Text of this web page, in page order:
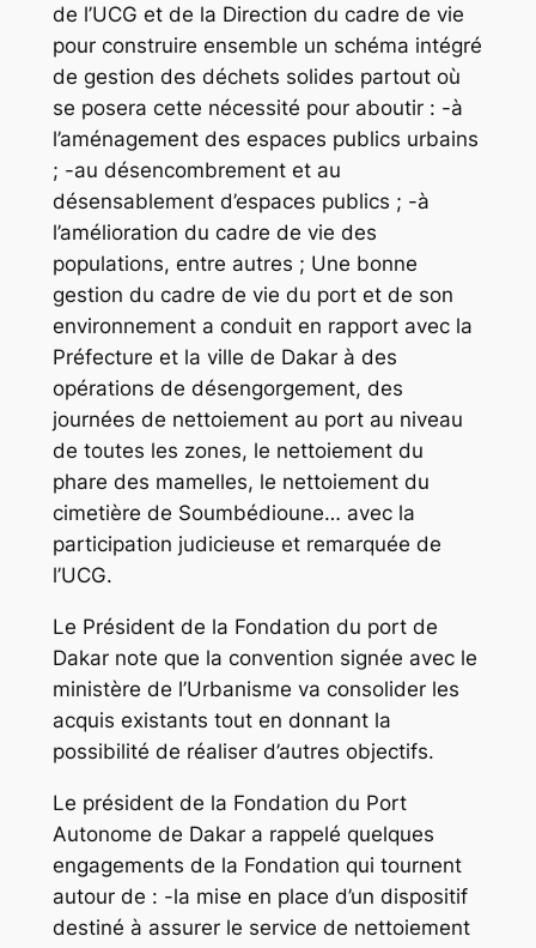
de l’UCG et de la Direction du cadre de vie
pour construire ensemble un schéma intégré
de gestion des déchets solides partout où
se posera cette nécessité pour aboutir : -à
l’aménagement des espaces publics urbains
; -au désencombrement et au
désensablement d’espaces publics ; -à
l’amélioration du cadre de vie des
populations, entre autres ; Une bonne
gestion du cadre de vie du port et de son
environnement a conduit en rapport avec la
Préfecture et la ville de Dakar à des
opérations de désengorgement, des
journées de nettoiement au port au niveau
de toutes les zones, le nettoiement du
phare des mamelles, le nettoiement du
cimetière de Soumbédioune… avec la
participation judicieuse et remarquée de
l’UCG.
Le Président de la Fondation du port de
Dakar note que la convention signée avec le
ministère de l’Urbanisme va consolider les
acquis existants tout en donnant la
possibilité de réaliser d’autres objectifs.
Le président de la Fondation du Port
Autonome de Dakar a rappelé quelques
engagements de la Fondation qui tournent
autour de : -la mise en place d’un dispositif
destiné à assurer le service de nettoiement